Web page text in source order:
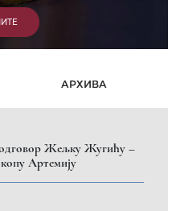
АРХИВА
одговор Жељку Жугићу –
Артемију